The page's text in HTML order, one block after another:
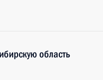
область